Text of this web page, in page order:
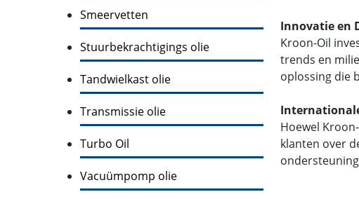
Smeervetten
Stuurbekrachtigings olie
Tandwielkast olie
Transmissie olie
Turbo Oil
Vacuümpomp olie
Innovatie en
Kroon-Oil
trends en
oplossing die
Hoewel
klanten over